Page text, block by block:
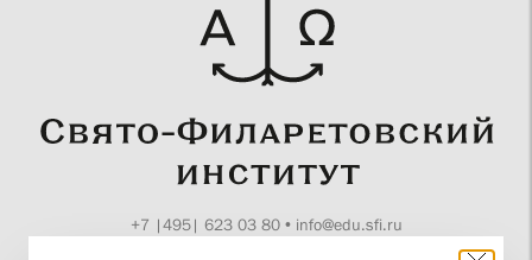
+7 |495| 623 03 80• info@edu.sfi.ru